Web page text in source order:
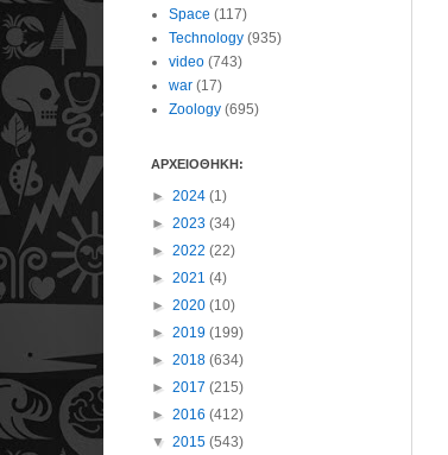
Space (117)
Technology (935)
video (743)
war (17)
Zoology (695)
ΑΡΧΕΙΟΘΗΚΗ:
► 2024 (1)
► 2023 (34)
► 2022 (22)
► 2021 (4)
► 2020 (10)
► 2019 (199)
► 2018 (634)
► 2017 (215)
► 2016 (412)
▼ 2015 (543)